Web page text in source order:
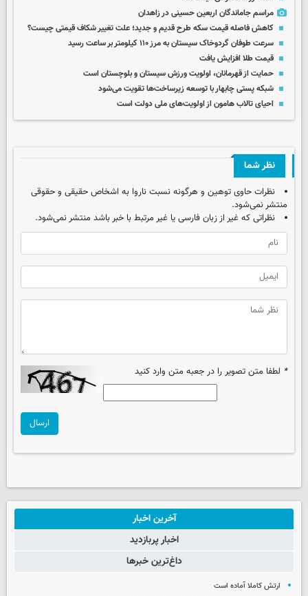
مراسم جاماندگان اربعین حسینی در زاهدان
کاهش فاصله قیمت سکه طرح قدیم و جدید؛ علت تغییر شکاف قیمتی چیست؟
سرعت طوفان گردوخاک سیستان به مرز ۱۱۰ کیلومتر بر ساعت رسید
قیمت طلا افزایش یافت
حمایت از قهرمانان، اولویت ورزش سیستان و بلوچستان است
شبکه پستی چابهار با توسعه زیرساخت‌ها تقویت می‌شود
احیای تالاب هامون از اولویت‌های ملی دولت است
نظر شما
نظرات حاوی توهین و هرگونه نسبت ناروا به اشخاص حقیقی و حقوقی
منتشر نمی‌شود.
نظراتی که غیر از زبان فارسی یا غیر مرتبط با خبر باشد منتشر نمی‌شود.
* لطفا متن تصویر را در جعبه متن وارد کنید
ارسال
آخرین اخبار
اخبار پربازدید
داغ‌ترین خبرها
ارتش کاملا آماده است